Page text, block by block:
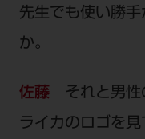
先生でも使い勝
か。
佐藤 それと男性
ライカのロゴを